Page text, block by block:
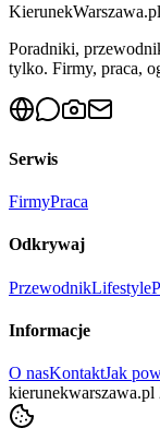
KierunekWarszawa.pl
Poradniki,
tylko. Firmy, praca,
Serwis
FirmyPraca
Odkrywaj
PrzewodnikLifestyle
Informacje
O nasKontaktJak
kierunekwarszawa.pl